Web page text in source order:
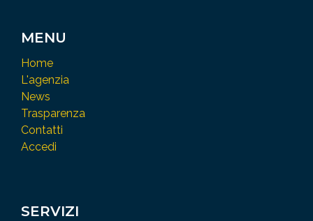
MENU
Home
L'agenzia
News
Trasparenza
Contatti
Accedi
SERVIZI